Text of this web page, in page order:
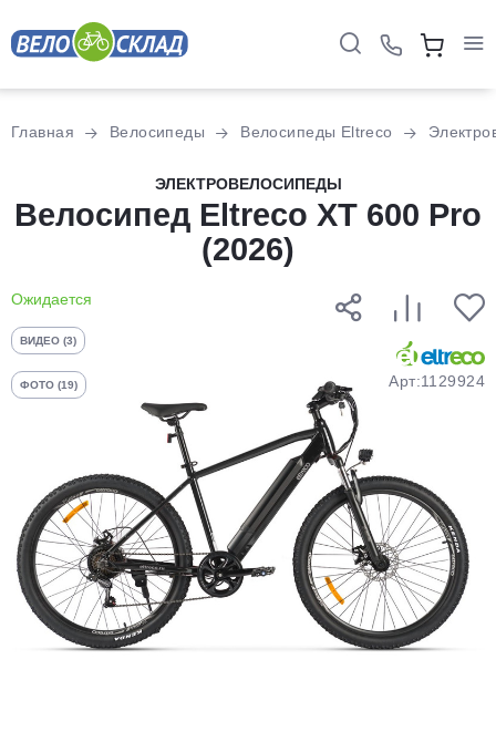
Главная Велосипеды Велосипеды Eltreco
ЭЛЕКТРОВЕЛОСИПЕДЫ
Велосипед Eltreco XT 600 Pro
(2026)
Ожидается
ВИДЕО (3)
ФОТО (19) Арт:1129924
Разбейте
оплатуна части
без переплат
График платежей
Добавляйте товары
в корзину
Оплачивайте сегодня только
25% картой любого банка